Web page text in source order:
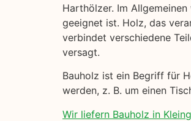
Harthölzer. Im
geeignet ist. Holz, das
verbindet verschiedene
versagt.
Bauholz ist ein Begriff für
werden, z. B. um einen
Wir liefern Bauholz in